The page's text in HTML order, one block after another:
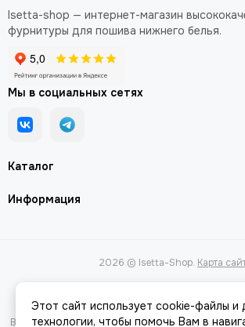
Каталог
Информация
Isetta-shop — интернет-магазин
фурнитуры для пошива нижнего белья.
Мы в социальных сетях
2026 © Isetta-Shop. Карта
Вся представленная на сайте информация,
Этот сайт использует cookie-файлы и
технологии, чтобы помочь Вам в